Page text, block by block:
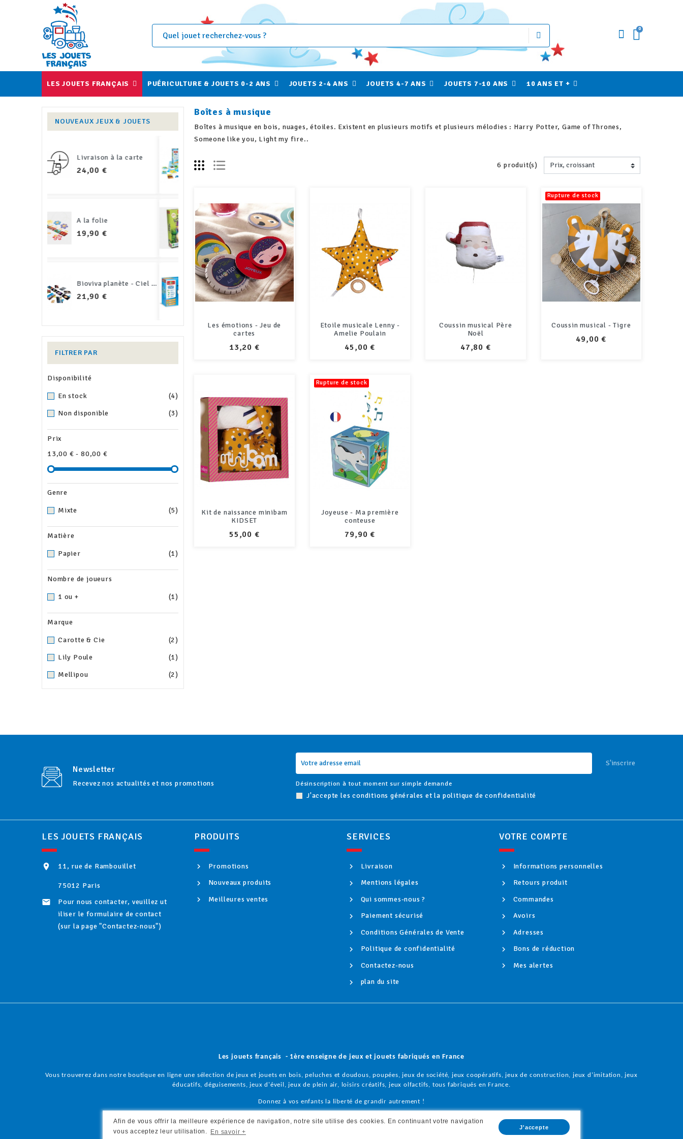
Afin de vous offrir la meilleure expérience de navigation, notre site utilise des cookies. En continuant votre navigation
vous acceptez leur utilisation. En savoir +
J'accepte
0
LES JOUETS FRANÇAIS PUÉRICULTURE & JOUETS 0-2 ANS JOUETS 2-4 ANS JOUETS 4-7 ANS JOUETS 7-10 ANS 10 ANS ET +
NOUVEAUX JEUX & JOUETS
Bioviva junior
PRIX
25,90 €
Défis nature - Animaux disparus
PRIX
12,90 €
Bioviva le jeu
PRIX
35,90 €
FILTRER PAR
Disponibilité
En stock
(4)
Non disponible
(3)
Prix
13,00 € - 80,00 €
Genre
Mixte (5)
Matière
Papier (1)
Nombre de joueurs
1 ou + (1)
Marque
Carotte & Cie
(2)
Lily Poule
(1)
Mellipou
(2)
Boîtes à musique
Boîtes à musique en bois, nuages, étoiles. Existent en plusieurs motifs et plusieurs mélodies : Harry Potter, Game of Thrones,
Someone like you, Light my fire..
6 produit(s)
Les émotions - Jeu de
cartes
PRIX
13,20 €
Etoile musicale Lenny -
Amelie Poulain
PRIX
45,00 €
Coussin musical Père
Noël
PRIX
47,80 €
Rupture de stock
Coussin musical - Tigre
PRIX
49,00 €
Kit de naissance minibam
KIDSET
PRIX
55,00 €
Rupture de stock
Joyeuse - Ma première
conteuse
PRIX
79,90 €
Newsletter
Recevez nos actualités et nos promotions
S'inscrire
Désinscription à tout moment sur simple demande
J'accepte les conditions générales et la politique de confidentialité
LES JOUETS FRANÇAIS
 11, rue de Rambouillet
75012 Paris

Pour nous contacter, veuillez ut
iliser le formulaire de contact
(sur la page "Contactez-nous")
PRODUITS
Promotions
Nouveaux produits
Meilleures ventes
SERVICES
Livraison
Mentions légales
Qui sommes-nous ?
Paiement sécurisé
Conditions Générales de Vente
Politique de confidentialité
Contactez-nous
plan du site
VOTRE COMPTE
Informations personnelles
Retours produit
Commandes
Avoirs
Adresses
Bons de réduction
Mes alertes
Les jouets français - 1ère enseigne de jeux et jouets fabriqués en France
Vous trouverez dans notre boutique en ligne une sélection de jeux et jouets en bois, peluches et doudous, poupées, jeux de société, jeux coopératifs, jeux de construction, jeux d'imitation, jeux
éducatifs, déguisements, jeux d'éveil, jeux de plein air, loisirs créatifs, jeux olfactifs, tous fabriqués en France.
Donnez à vos enfants la liberté de grandir autrement !
Copyright © 2023 - Les jouets français - Tous droits réservés